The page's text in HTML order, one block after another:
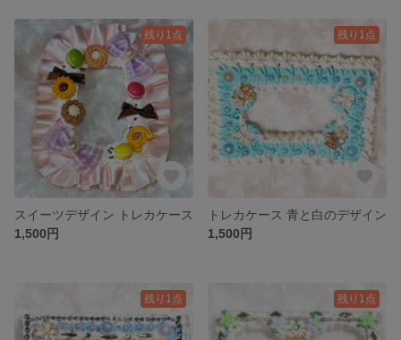
残り1点
スイーツデザイン トレカケース
1,500円
残り1点
トレカケース 青と白のデザイン
1,500円
残り1点 残り1点